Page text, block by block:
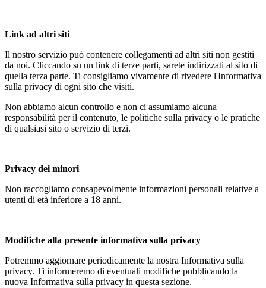
Link ad altri siti
Il nostro servizio può contenere collegamenti ad altri siti non gestiti
da noi. Cliccando su un link di terze parti, sarete indirizzati al sito di
quella terza parte. Ti consigliamo vivamente di rivedere l'Informativa
sulla privacy di ogni sito che visiti.
Non abbiamo alcun controllo e non ci assumiamo alcuna
responsabilità per il contenuto, le politiche sulla privacy o le pratiche
di qualsiasi sito o servizio di terzi.
Privacy dei minori
Non raccogliamo consapevolmente informazioni personali relative a
utenti di età inferiore a 18 anni.
Modifiche alla presente informativa sulla privacy
Potremmo aggiornare periodicamente la nostra Informativa sulla
privacy. Ti informeremo di eventuali modifiche pubblicando la
nuova Informativa sulla privacy in questa sezione.